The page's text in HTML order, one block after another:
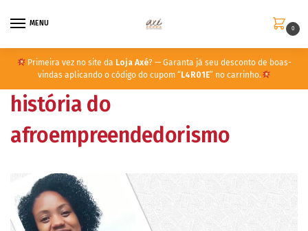
MENU
0
Primeira vez no site da Loja Axé? — Garanta já seu desconto de boas-
vindas aplicando o código do cupom “ L4R01E” no carrinho.
história do
afroempreendedorismo